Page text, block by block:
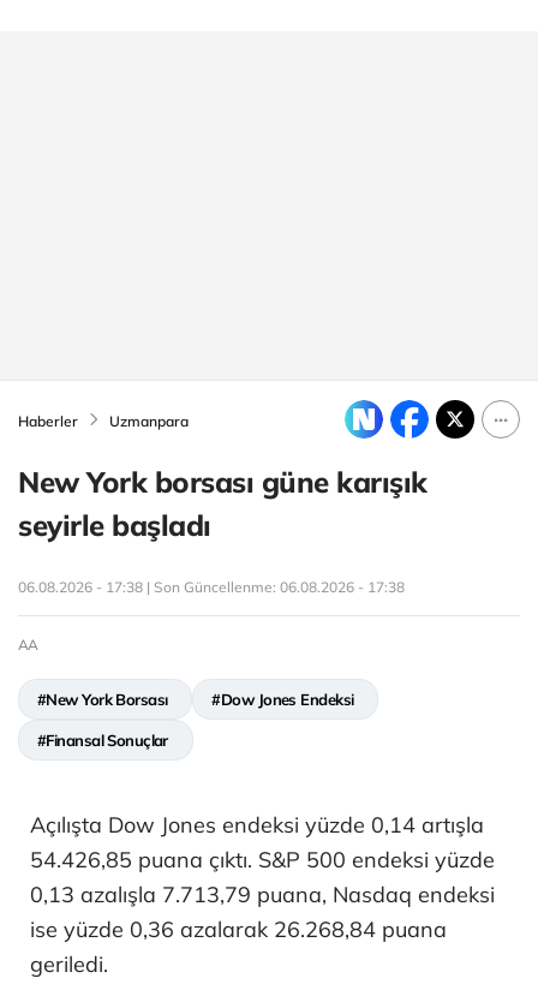
Haberler Uzmanpara
New York borsası güne karışık
seyirle başladı
06.08.2026 - 17:38 | Son Güncellenme: 06.08.2026 - 17:38
AA
#New York Borsası #Dow Jones Endeksi
#Finansal Sonuçlar
Açılışta Dow Jones endeksi yüzde 0,14 artışla
54.426,85 puana çıktı. S&P 500 endeksi yüzde
0,13 azalışla 7.713,79 puana, Nasdaq endeksi
ise yüzde 0,36 azalarak 26.268,84 puana
geriledi.